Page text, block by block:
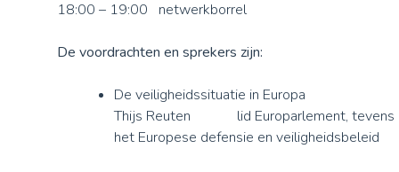
18:00 – 19:00 netwerkborrel
De voordrachten en sprekers zijn:
De veiligheidssituatie in Europa
Thijs Reuten lid Europarlement, tevens
het Europese defensie en veiligheidsbeleid